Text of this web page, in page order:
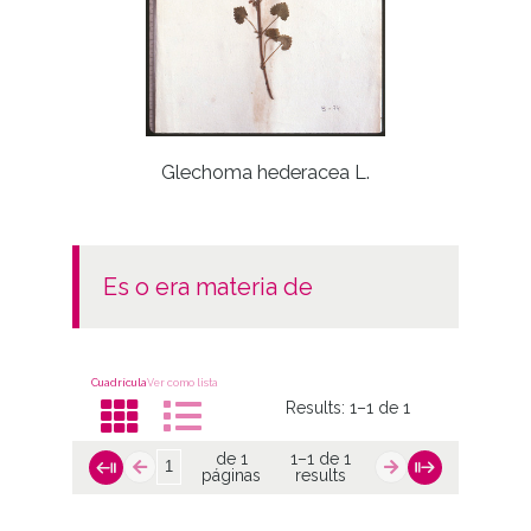
Glechoma hederacea L.
es o era materia de
CuadrículaVer como lista
Results:1–1 de 1
de 1
páginas
1–1 de 1
results